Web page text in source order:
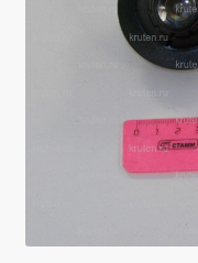
Производители
Юридические данные